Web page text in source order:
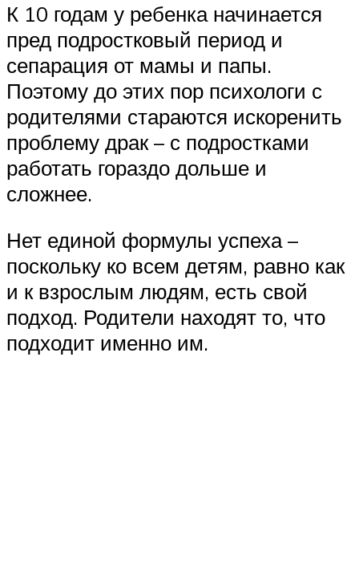
К 10 годам у ребенка начинается
пред подростковый период и
сепарация от мамы и папы.
Поэтому до этих пор психологи с
родителями стараются искоренить
проблему драк – с подростками
работать гораздо дольше и
сложнее.
Нет единой формулы успеха –
поскольку ко всем детям, равно как
и к взрослым людям, есть свой
подход. Родители находят то, что
подходит именно им.